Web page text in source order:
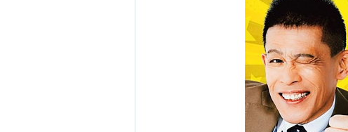
モバゲー（2010年10月-）